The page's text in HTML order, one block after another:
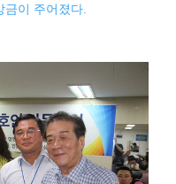
이 주어졌다.